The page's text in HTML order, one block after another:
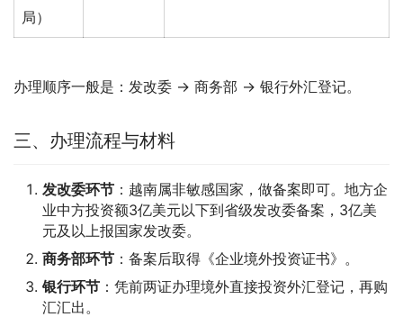
局）
办理顺序一般是：发改委 → 商务部 → 银行外汇登记。
三、办理流程与材料
发改委环节 ：越南属非敏感国家，做备案即可。地方企
业中方投资额3亿美元以下到省级发改委备案，3亿美
元及以上报国家发改委。
商务部环节 ：备案后取得《企业境外投资证书》。
银行环节 ：凭前两证办理境外直接投资外汇登记，再购
汇汇出。